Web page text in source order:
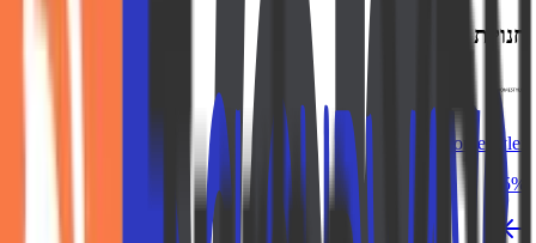
חנויות דומות
Homestyler
15%